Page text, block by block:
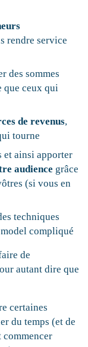
rendre service
des sommes
que ceux qui
de revenus,
tourne
et ainsi apporter
audience grâce
(si vous en
techniques
compliqué
de
autant dire que
certaines
du temps (et de
commencer